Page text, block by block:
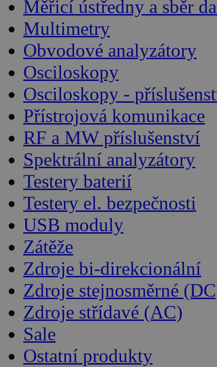
Měřicí ústředny a sběr
Multimetry
Obvodové analyzátory
Osciloskopy
Osciloskopy -
Přístrojová komunikace
RF a MW příslušenství
Spektrální analyzátory
Testery baterií
Testery el. bezpečnosti
USB moduly
Zátěže
Zdroje bi-direkcionální
Zdroje stejnosměrné
Zdroje střídavé (AC)
Sale
Ostatní produkty